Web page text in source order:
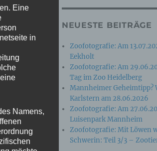
mich
NEUESTE BEITRÄGE
Zoofotografie: Am
Eekholt
Zoofotografie: Am
Tag im Zoo Heidelberg
Mannheimer Geheimtipp?
Karlstern am 28.06.2026
Zoofotografie: Am
Luisenpark Mannheim
Zoofotografie: Mit Löwen
Schwerin: Teil 3/3 –
Eine
in
Namens,